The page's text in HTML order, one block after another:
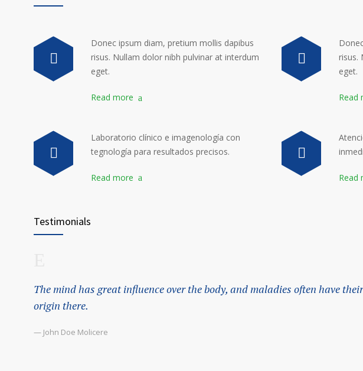
Donec ipsum diam, pretium mollis dapibus
risus. Nullam dolor nibh pulvinar at interdum
eget.
Read more
Laboratorio clínico e imagenología con
tegnología para resultados precisos.
Read more
risus.
eget.
Read
Read
Testimonials
The mind has great influence over the body, and maladies often have their
origin there.
— John Doe Molicere